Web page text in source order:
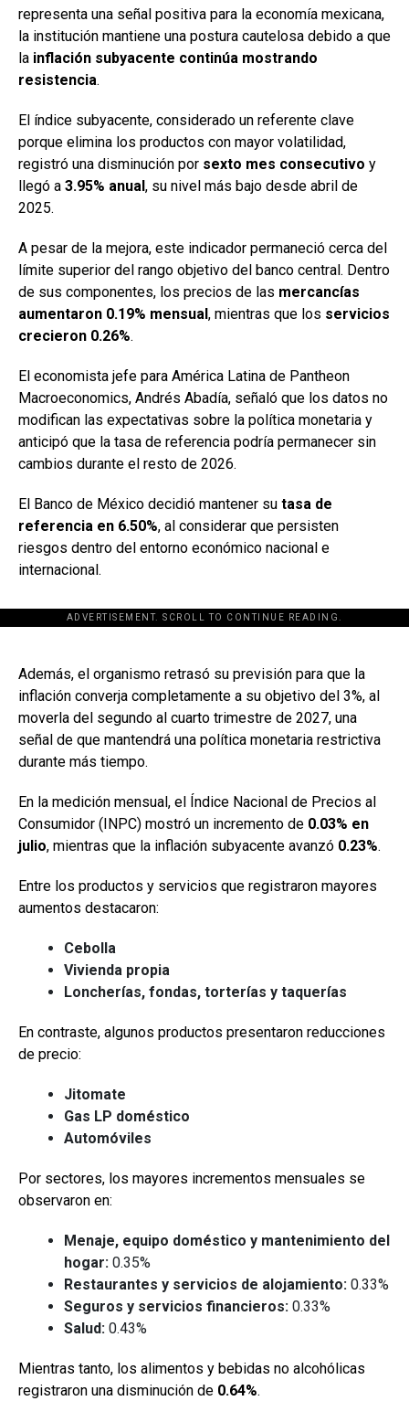
representa una señal positiva para la economía mexicana,
la institución mantiene una postura cautelosa debido a que
la inflación subyacente continúa mostrando
resistencia.
El índice subyacente, considerado un referente clave
porque elimina los productos con mayor volatilidad,
registró una disminución por sexto mes consecutivo y
llegó a 3.95% anual, su nivel más bajo desde abril de
2025.
A pesar de la mejora, este indicador permaneció cerca del
límite superior del rango objetivo del banco central. Dentro
de sus componentes, los precios de las mercancías
aumentaron 0.19% mensual, mientras que los servicios
crecieron 0.26%.
El economista jefe para América Latina de Pantheon
Macroeconomics, Andrés Abadía, señaló que los datos no
modifican las expectativas sobre la política monetaria y
anticipó que la tasa de referencia podría permanecer sin
cambios durante el resto de 2026.
El Banco de México decidió mantener su tasa de
referencia en 6.50%, al considerar que persisten
riesgos dentro del entorno económico nacional e
internacional.
ADVERTISEMENT. SCROLL TO CONTINUE READING.
[adsforwp id="243463"]
Además, el organismo retrasó su previsión para que la
inflación converja completamente a su objetivo del 3%, al
moverla del segundo al cuarto trimestre de 2027, una
señal de que mantendrá una política monetaria restrictiva
durante más tiempo.
En la medición mensual, el Índice Nacional de Precios al
Consumidor (INPC) mostró un incremento de 0.03% en
julio, mientras que la inflación subyacente avanzó 0.23%.
Entre los productos y servicios que registraron mayores
aumentos destacaron:
Cebolla
Vivienda propia
Loncherías, fondas, torterías y taquerías
En contraste, algunos productos presentaron reducciones
de precio:
Jitomate
Gas LP doméstico
Automóviles
Por sectores, los mayores incrementos mensuales se
observaron en:
Menaje, equipo doméstico y mantenimiento del
hogar: 0.35%
Restaurantes y servicios de alojamiento: 0.33%
Seguros y servicios financieros: 0.33%
Salud: 0.43%
Mientras tanto, los alimentos y bebidas no alcohólicas
registraron una disminución de 0.64%.